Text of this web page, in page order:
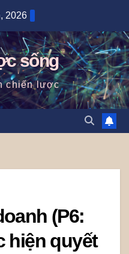
2026
sống
chiến lược
(P6:
hiện quyết